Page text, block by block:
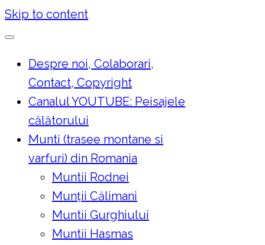
Skip to content
Despre noi, Colaborari,
Contact, Copyright
Canalul YOUTUBE: Peisajele
călătorului
Munti (trasee montane si
varfuri) din Romania
Muntii Rodnei
Munţii Călimani
Muntii Gurghiului
Muntii Hasmas